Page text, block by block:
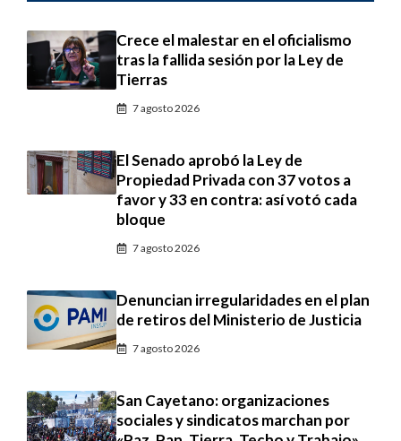
Crece el malestar en el oficialismo
tras la fallida sesión por la Ley de
Tierras
7 agosto 2026
El Senado aprobó la Ley de
Propiedad Privada con 37 votos a
favor y 33 en contra: así votó cada
bloque
7 agosto 2026
Denuncian irregularidades en el plan
de retiros del Ministerio de Justicia
7 agosto 2026
San Cayetano: organizaciones
sociales y sindicatos marchan por